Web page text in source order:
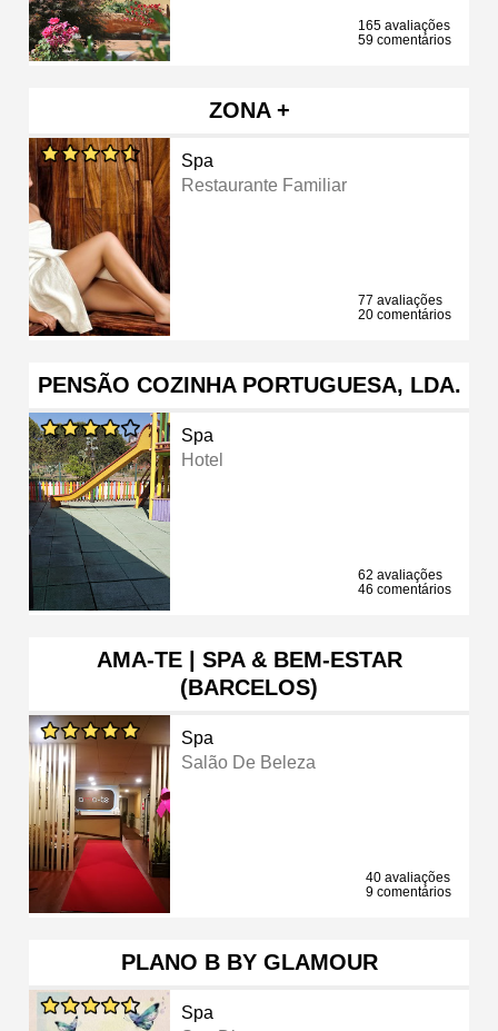
165 avaliações
59 comentários
ZONA +
Spa
Restaurante Familiar
77 avaliações
20 comentários
PENSÃO COZINHA PORTUGUESA, LDA.
Spa
Hotel
62 avaliações
46 comentários
AMA-TE | SPA & BEM-ESTAR
(BARCELOS)
Spa
Salão De Beleza
40 avaliações
9 comentários
PLANO B BY GLAMOUR
Spa